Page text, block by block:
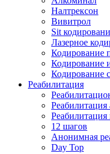
Налтрексон
Вивитрол
Sit
Лазерное
Кодирование
Кодирование
Кодирование
Реабилитация
12 шагов
Анонимная
Day Top